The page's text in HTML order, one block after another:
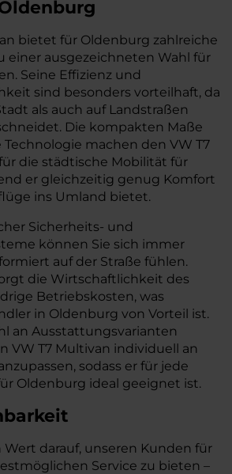
bietet für Oldenburg zahlreiche
einer ausgezeichneten Wahl für
Seine Effizienz und
sind besonders vorteilhaft, da
als auch auf Landstraßen
Die kompakten Maße
machen den VW T7
die städtische Mobilität für
er gleichzeitig genug Komfort
ins Umland bietet.
Sicherheits- und
können Sie sich immer
auf der Straße fühlen.
die Wirtschaftlichkeit des
Betriebskosten, was
in Oldenburg von Vorteil ist.
an Ausstattungsvarianten
VW T7 Multivan individuell an
sodass er für jede
Oldenburg ideal geeignet ist.
darauf, unseren Kunden für
Service zu bieten –